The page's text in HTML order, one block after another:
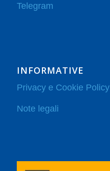
Telegram
INFORMATIVE
Privacy e Cookie Policy
Note legali